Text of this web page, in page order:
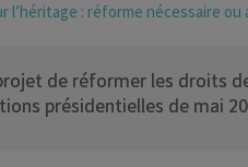
l’héritage : réforme nécessaire ou
de réformer les droits
présidentielles de mai